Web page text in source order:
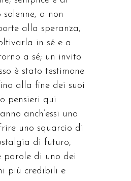
solenne, a non
alla speranza,
in sé e a
a sé; un invito
è stato testimone
alla fine dei suoi
pensieri qui
anch’essi una
uno squarcio di
di futuro,
parole di uno dei
più credibili e